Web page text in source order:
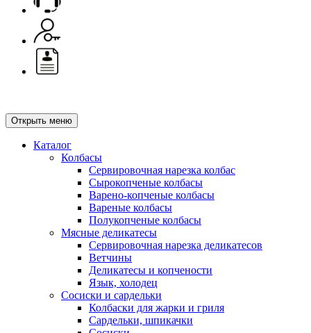
Открыть меню
Каталог
Колбасы
Сервировочная нарезка колбас
Сырокопченые колбасы
Варено-копченые колбасы
Вареные колбасы
Полукопченые колбасы
Мясные деликатесы
Сервировочная нарезка деликатесов
Ветчины
Деликатесы и копчености
Язык, холодец
Сосиски и сардельки
Колбаски для жарки и гриля
Сардельки, шпикачки